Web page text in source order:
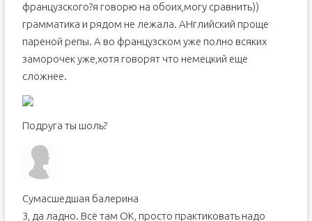
французского?я говорю на обоих,могу сравнить))
грамматика и рядом не лежала. АНглийский проще
пареной репы. А во французском уже полно всяких
заморочек уже,хотя говорят что немецкий еще
сложнее.
Подруга ты шоль?
Сумасшедшая балерина
3, да ладно. Всё там ОК, просто практиковать надо